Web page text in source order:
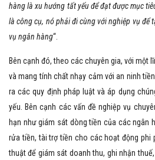
hàng là xu hướng tất yếu để đạt được mục
là công cụ, nó phải đi cùng với nghiệp vụ để
vụ ngân hàng“.
Bên cạnh đó, theo các chuyên gia, với một
và mang tính chất nhạy cảm với an ninh
ra các quy định pháp luật và áp dụng
yếu. Bên cạnh các vấn đề nghiệp vụ
hạn như giám sát dòng tiền của các ngân
rửa tiền, tài trợ tiền cho các hoạt động phi
thuật để giám sát doanh thu, ghi nhận